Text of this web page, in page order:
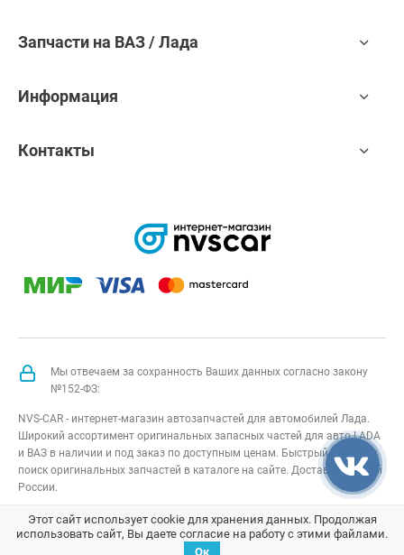
Запчасти на ВАЗ / Лада
Информация
Контакты
Мы отвечаем за сохранность Ваших данных согласно закону
№152-ФЗ:
NVS-CAR - интернет-магазин автозапчастей для автомобилей Лада.
Широкий ассортимент оригинальных запасных частей для авто LADA
и ВАЗ в наличии и под заказ по доступным ценам. Быстрый подбор и
поиск оригинальных запчастей в каталоге на сайте. Доставка по всей
России.
NVS-CAR© 2014 –2026Все права защищеныкарта сайта;
Договор оферта; Политика конфиденциальности
Этот сайт использует cookie для хранения данных. Продолжая
использовать сайт, Вы даете согласие на работу с этими файлами.
Ок